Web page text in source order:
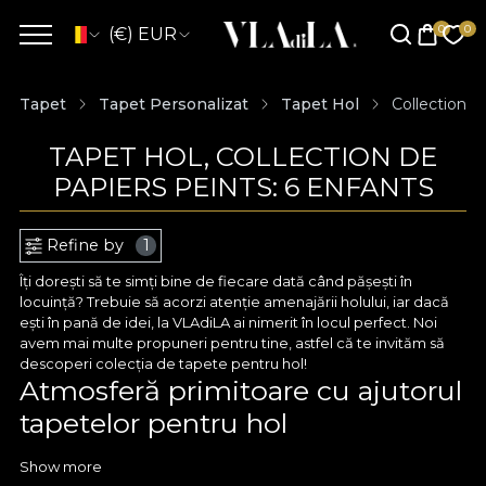
(€) EUR
Tapet Tapet Personalizat Tapet Hol Collection
TAPET HOL, COLLECTION DE
PAPIERS PEINTS: 6 ENFANTS
Refine by 1
Îți dorești să te simți bine de fiecare dată când pășești în
locuință? Trebuie să acorzi atenție amenajării holului, iar dacă
ești în pană de idei, la VLAdiLA ai nimerit în locul perfect. Noi
avem mai multe propuneri pentru tine, astfel că te invităm să
descoperi colecția de tapete pentru hol!
Atmosferă primitoare cu ajutorul
tapetelor pentru hol
Tapetul pentru hol este o cale excelentă spre un decor
Show more